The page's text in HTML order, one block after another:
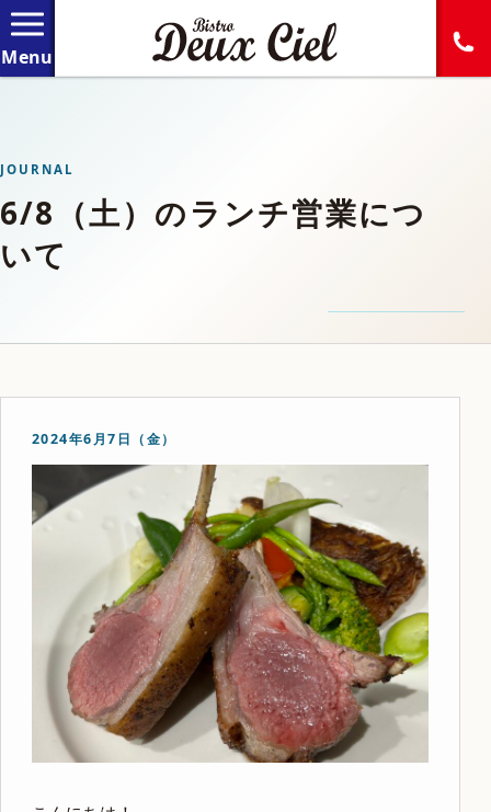
JOURNAL
6/8（土）のランチ営業につ
いて
2024年6月7日（金）